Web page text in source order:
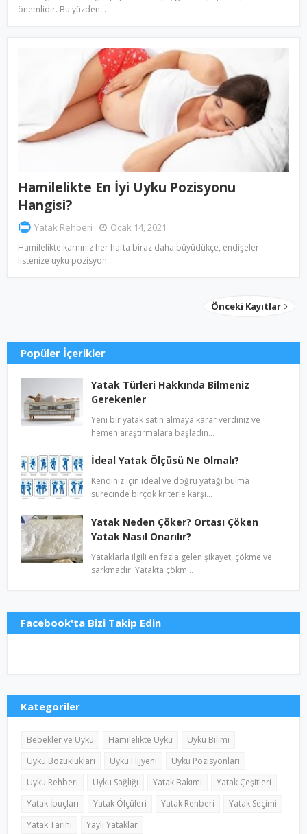
önemlidir. Bu yüzden…
Hamilelikte En İyi Uyku Pozisyonu
Hangisi?
Yatak Rehberi Ocak 14, 2021
Hamilelikte karnınız her hafta biraz daha büyüdükçe, endişeler
listenize uyku pozisyon…
Önceki Kayıtlar
Popüler İçerikler
Yatak Türleri Hakkında Bilmeniz
Gerekenler
Yeni bir yatak satın almaya karar verdiniz ve
hemen araştırmalara başladın…
İdeal Yatak Ölçüsü Ne Olmalı?
Kendiniz için ideal ve doğru yatağı bulma
sürecinde birçok kriterle karşı…
Yatak Neden Çöker? Ortası Çöken
Yatak Nasıl Onarılır?
Yataklarla ilgili en fazla gelen şikayet, çökme ve
sarkmadır. Yatakta çökm…
Facebook'ta Bizi Takip Edin
Kategoriler
Bebekler ve Uyku Hamilelikte Uyku
Uyku Bilimi
Uyku Bozuklukları
Uyku Hijyeni
Uyku Pozisyonları
Uyku Rehberi
Uyku Sağlığı Yatak Bakımı
Yatak Çeşitleri
Yatak İpuçları
Yatak Ölçüleri Yatak Rehberi
Yatak Seçimi
Yatak Tarihi
Yaylı Yataklar